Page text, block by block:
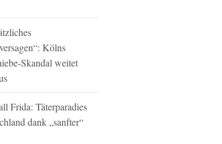
Kölns
Skandal weitet
Frida: Täterparadies
dank „sanfter“